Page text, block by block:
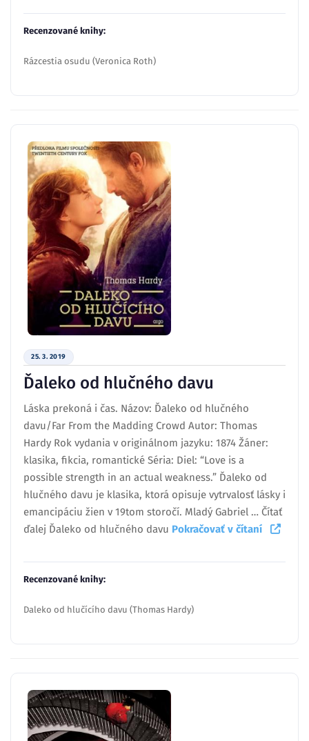
Recenzované knihy:
Rázcestia osudu (Veronica Roth)
25. 3. 2019
Ďaleko od hlučného davu
Láska prekoná i čas. Názov: Ďaleko od hlučného
davu/Far From the Madding Crowd Autor: Thomas
Hardy Rok vydania v originálnom jazyku: 1874 Žáner:
klasika, fikcia, romantické Séria: Diel: “Love is a
possible strength in an actual weakness.” Ďaleko od
hlučného davu je klasika, ktorá opisuje vytrvalosť lásky i
emancipáciu žien v 19tom storočí. Mladý Gabriel … Čítať
ďalej Ďaleko od hlučného davu Pokračovať v čítaní
Recenzované knihy:
Daleko od hlučícího davu (Thomas Hardy)